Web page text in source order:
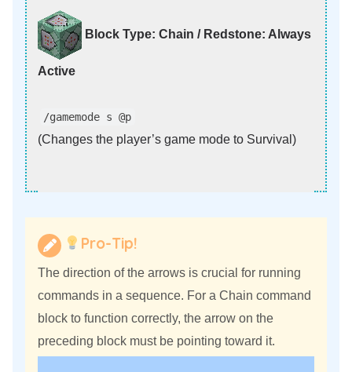
Block Type: Chain / Redstone: Always
Active
/gamemode s @p
(Changes the player’s game mode to Survival)
Pro-Tip!
The direction of the arrows is crucial for running
commands in a sequence. For a Chain command
block to function correctly, the arrow on the
preceding block must be pointing toward it.